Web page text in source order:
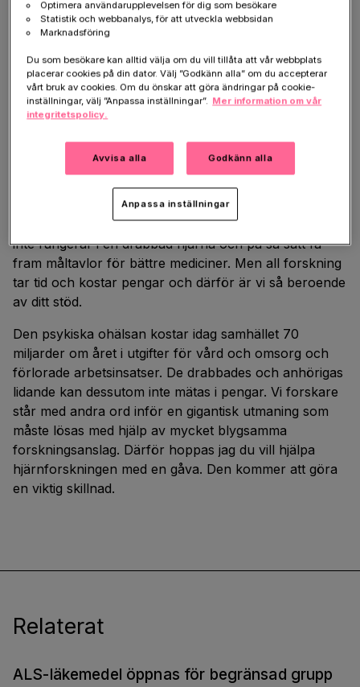
alltså hjälpa tiotusentals män, kvinnor och barn till ett
bättre och friskare liv.
Det har skett vissa forskningsframsteg genom åren,
men allt för många gåtor återstår att lösa. Inom
många andra sjukdomsområden har flera nya och
årtiondena. För schizofreni används fortfarande 50 år
gamla mediciner som upptäcktes av en slump. Det är
alltså oerhört viktigt att vi får fortsätta vår forskning
kring hjärnans funktioner. Förstår vi hur en frisk
hjärna fungerar, så kan vi förstå vilka celltyper som
inte fungerar i en drabbad hjärna och på så sätt få
fram måltavlor för bättre mediciner. Men all forskning
tar tid och kostar pengar och därför är vi så beroende
av ditt stöd.
Den psykiska ohälsan kostar idag samhället 70
miljarder om året i utgifter för vård och omsorg och
förlorade arbetsinsatser. De drabbades och anhörigas
lidande kan dessutom inte mätas i pengar. Vi forskare
står med andra ord inför en gigantisk utmaning som
måste lösas med hjälp av mycket blygsamma
forskningsanslag. Därför hoppas jag du vill hjälpa
hjärnforskningen med en gåva. Den kommer att göra
en viktig skillnad.
Relaterat
ALS-läkemedel öppnas för begränsad grupp
Optimera användarupplevelsen för dig som besökare
Statistik och webbanalys, för att utveckla webbsidan
Marknadsföring
Du som besökare kan alltid välja om du vill tillåta att vår webbplats
placerar cookies på din dator. Välj ”Godkänn alla” om du accepterar
vårt bruk av cookies. Om du önskar att göra ändringar på cookie-
inställningar, välj ”Anpassa inställningar”. Mer information om vår
integritetspolicy.
Avvisa alla Godkänn alla
Anpassa inställningar